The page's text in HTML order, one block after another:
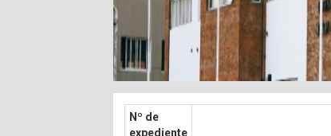
Nº de
expediente